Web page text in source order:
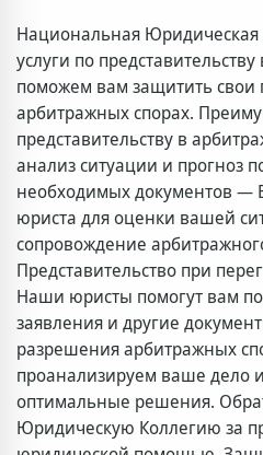
Национальная Юридическая
услуги по
поможем вам защитить свои
арбитражных спорах.
представительству в
анализ ситуации и прогноз
необходимых документов —
юриста для оценки вашей
сопровождение
Представительство при
Наши юристы помогут вам
заявления и другие
разрешения арбитражных
проанализируем ваше дело
оптимальные решения.
Юридическую Коллегию за